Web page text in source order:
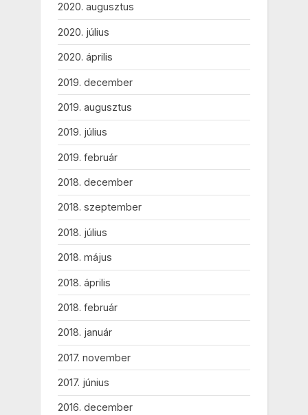
2020. augusztus
2020. július
2020. április
2019. december
2019. augusztus
2019. július
2019. február
2018. december
2018. szeptember
2018. július
2018. május
2018. április
2018. február
2018. január
2017. november
2017. június
2016. december